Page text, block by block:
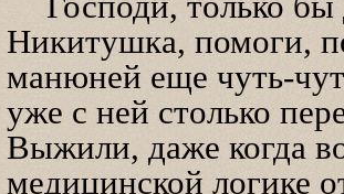
Никитушка, помоги,
манюней еще чуть-
уже с ней столько
Выжили, даже когда
медицинской логике